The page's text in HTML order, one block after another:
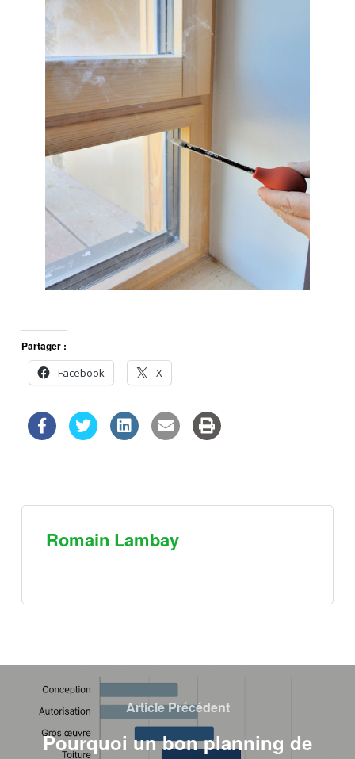
Partager :
Facebook
X
Romain Lambay
Article Précédent
Pourquoi un bon planning de